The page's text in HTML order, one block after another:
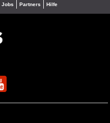
Jobs Partners Hilfe